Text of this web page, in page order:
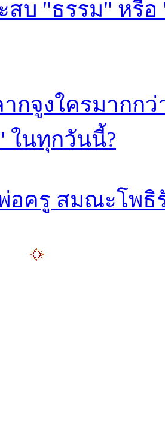
สบ "ธรรม" หรื
ากจูงใครมากก
ในทุกวันนี้?
อครู สมณะโพธิ